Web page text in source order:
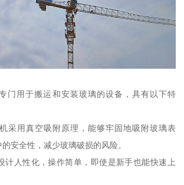
门用于搬运和安装玻璃的设备，具有以下特
采用真空吸附原理，能够牢固地吸附玻璃表
安全性，减少玻璃破损的风险。
计人性化，操作简单，即使是新手也能快速上